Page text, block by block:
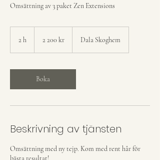
Omsättning av 3 paket Zen Extensions
2 h
kronor2 200 kr Dala Skoghem
Boka
Beskrivning av tjänsten
Omsättning med ny tejp. Kom med rent hår för
bästa resultat!